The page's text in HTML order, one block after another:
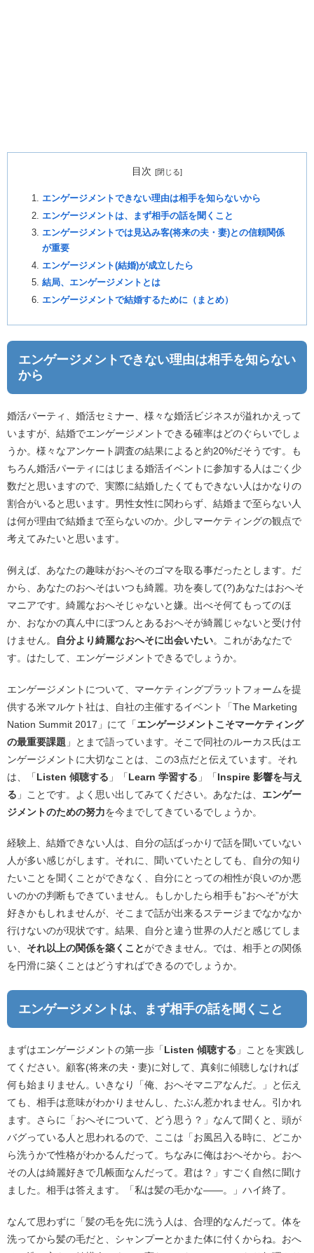
目次
エンゲージメントできない理由は相手を知らないから
エンゲージメントは、まず相手の話を聞くこと
エンゲージメントでは見込み客(将来の夫・妻)との信頼関係
が重要
エンゲージメント(結婚)が成立したら
結局、エンゲージメントとは
エンゲージメントで結婚するために（まとめ）
エンゲージメントできない理由は相手を知らない
から
婚活パーティ、婚活セミナー、様々な婚活ビジネスが溢れかえって
いますが、結婚でエンゲージメントできる確率はどのぐらいでしょ
うか。様々なアンケート調査の結果によると約20%だそうです。も
ちろん婚活パーティにはじまる婚活イベントに参加する人はごく少
数だと思いますので、実際に結婚したくてもできない人はかなりの
割合がいると思います。男性女性に関わらず、結婚まで至らない人
は何が理由で結婚まで至らないのか。少しマーケティングの観点で
考えてみたいと思います。
例えば、あなたの趣味がおへそのゴマを取る事だったとします。だ
から、あなたのおへそはいつも綺麗。功を奏して(?)あなたはおへそ
マニアです。綺麗なおへそじゃないと嫌。出べそ何てもってのほ
か、おなかの真ん中にぽつんとあるおへそが綺麗じゃないと受け付
けません。
自分より綺麗なおへそに出会いたい。これがあなたで
す。はたして、エンゲージメントできるでしょうか。
エンゲージメントについて、マーケティングプラットフォームを提
供する米マルケト社は、自社の主催するイベント「The Marketing
Nation Summit 2017」にて「エンゲージメントこそマーケティング
の最重要課題 」とまで語っています。そこで同社のルーカス氏はエ
ンゲージメントに大切なことは、この3点だと伝えています。それ
は、「Listen 傾聴する 」「Learn 学習する 」「Inspire 影響を与え
る 」ことです。よく思い出してみてください。あなたは、 エンゲー
ジメントのための努力を今までしてきているでしょうか。
経験上、結婚できない人は、自分の話ばっかりで話を聞いていない
人が多い感じがします。それに、聞いていたとしても、自分の知り
たいことを聞くことができなく、自分にとっての相性が良いのか悪
いのかの判断もできていません。もしかしたら相手も”おへそ”が大
好きかもしれませんが、そこまで話が出来るステージまでなかなか
行けないのが現状です。結果、自分と違う世界の人だと感じてしま
い、 それ以上の関係を築くことができません。では、相手との関係
を円滑に築くことはどうすればできるのでしょうか。
エンゲージメントは、まず相手の話を聞くこと
まずはエンゲージメントの第一歩「Listen 傾聴する 」ことを実践し
てください。顧客(将来の夫・妻)に対して、真剣に傾聴しなければ
何も始まりません。いきなり「俺、おへそマニアなんだ。」と伝え
ても、相手は意味がわかりませんし、たぶん惹かれません。引かれ
ます。さらに「おへそについて、どう思う？」なんて聞くと、頭が
バグっている人と思われるので、ここは「お風呂入る時に、どこか
ら洗うかで性格がわかるんだって。ちなみに俺はおへそから。おへ
その人は綺麗好きで几帳面なんだって。君は？」すごく自然に聞け
ました。相手は答えます。「私は髪の毛かな――。」ハイ終了。
なんて思わずに「髪の毛を先に洗う人は、合理的なんだって。体を
洗ってから髪の毛だと、シャンプーとかまた体に付くからね。おへ